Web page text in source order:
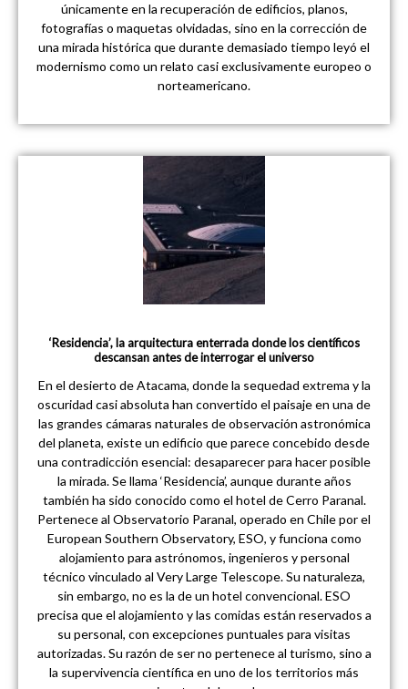
únicamente en la recuperación de edificios, planos,
fotografías o maquetas olvidadas, sino en la corrección de
una mirada histórica que durante demasiado tiempo leyó el
modernismo como un relato casi exclusivamente europeo o
norteamericano.
‘Residencia’, la arquitectura enterrada donde los científicos
descansan antes de interrogar el universo
En el desierto de Atacama, donde la sequedad extrema y la
oscuridad casi absoluta han convertido el paisaje en una de
las grandes cámaras naturales de observación astronómica
del planeta, existe un edificio que parece concebido desde
una contradicción esencial: desaparecer para hacer posible
la mirada. Se llama ‘Residencia’, aunque durante años
también ha sido conocido como el hotel de Cerro Paranal.
Pertenece al Observatorio Paranal, operado en Chile por el
European Southern Observatory, ESO, y funciona como
alojamiento para astrónomos, ingenieros y personal
técnico vinculado al Very Large Telescope. Su naturaleza,
sin embargo, no es la de un hotel convencional. ESO
precisa que el alojamiento y las comidas están reservados a
su personal, con excepciones puntuales para visitas
autorizadas. Su razón de ser no pertenece al turismo, sino a
la supervivencia científica en uno de los territorios más